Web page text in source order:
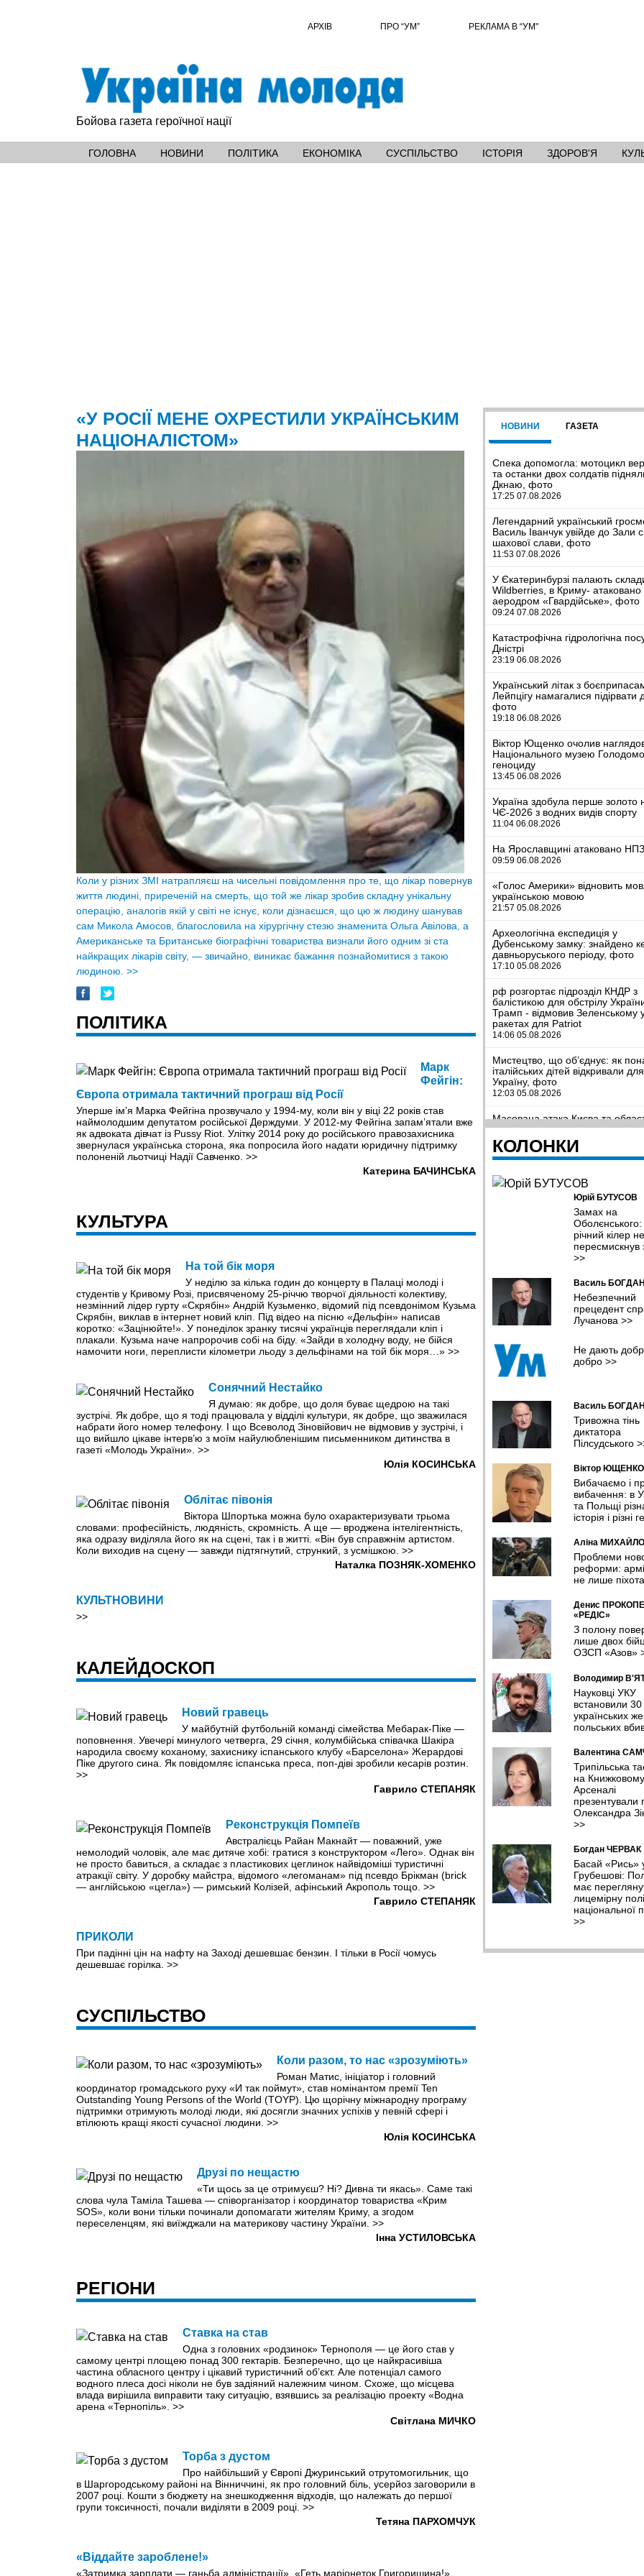
АРХІВ ПРО “УМ” РЕКЛАМА В “УМ"
Бойова газета героїчної нації
ГОЛОВНА НОВИНИ ПОЛІТИКА ЕКОНОМІКА СУСПІЛЬСТВО ІСТОРІЯ ЗДОРОВ'Я
«У РОСІЇ МЕНЕ ОХРЕСТИЛИ УКРАЇНСЬКИМ
НАЦІОНАЛІСТОМ»
Коли у різних ЗМІ натрапляєш на чисельні повідомлення про те, що лікар повернув
життя людині, приреченій на смерть, що той же лікар зробив складну унікальну
операцію, аналогів якій у світі не існує, коли дізнаєшся, що цю ж людину шанував
сам Микола Амосов, благословила на хірургічну стезю знаменита Ольга Авілова, а
Американське та Британське біографічні товариства визнали його одним зі ста
найкращих лікарів світу, — звичайно, виникає бажання познайомитися з такою
людиною. >>
ПОЛІТИКА
Марк
Фейгін:
Європа отримала тактичний програш від Росії
Уперше ім’я Марка Фейгіна прозвучало у 1994-му, коли він у віці 22 років став
наймолодшим депутатом російської Держдуми. У 2012-му Фейгіна запам’ятали вже
як адвоката дівчат із Pussy Riot. Улітку 2014 року до російського правозахисника
звернулася українська сторона, яка попросила його надати юридичну підтримку
полоненій льотчиці Надії Савченко. >>
Катерина БАЧИНСЬКА
КУЛЬТУРА
На той бік моря
У неділю за кілька годин до концерту в Палаці молоді і
студентів у Кривому Розі, присвяченому 25-річчю творчої діяльності колективу,
незмінний лідер гурту «Скрябін» Андрій Кузьменко, відомий під псевдонімом Кузьма
Скрябін, виклав в інтернет новий кліп. Під відео на пісню «Дельфін» написав
коротко: «Зацінюйте!». У понеділок зранку тисячі українців переглядали кліп і
плакали. Кузьма наче напророчив собі на біду. «Зайди в холодну воду, не бійся
намочити ноги, переплисти кілометри льоду з дельфінами на той бік моря…» >>
Сонячний Нестайко
Я думаю: як добре, що доля буває щедрою на такі
зустрічі. Як добре, що я тоді працювала у відділі культури, як добре, що зважилася
набрати його номер телефону. І що Всеволод Зіновійович не відмовив у зустрічі, і
що вийшло цікаве інтерв’ю з моїм найулюбленішим письменником дитинства в
газеті «Молодь України». >>
Юлія КОСИНСЬКА
Облітає півонія
Віктора Шпортька можна було охарактеризувати трьома
словами: професійність, людяність, скромність. А ще — вроджена інтелігентність,
яка одразу виділяла його як на сцені, так і в житті. «Він був справжнім артистом.
Коли виходив на сцену — завжди підтягнутий, стрункий, з усмішкою. >>
Наталка ПОЗНЯК-ХОМЕНКО
КУЛЬТНОВИНИ
>>
КАЛЕЙДОСКОП
Новий гравець
У майбутній футбольній команді сімейства Мебарак-Піке —
поповнення. Увечері минулого четверга, 29 січня, колумбійська співачка Шакіра
народила своєму коханому, захиснику іспанського клубу «Барселона» Жерардові
Піке другого сина. Як повідомляє іспанська преса, поп-діві зробили кесарів розтин.
>>
Гаврило СТЕПАНЯК
Реконструкція Помпеїв
Австралієць Райан Макнайт — поважний, уже
немолодий чоловік, але має дитяче хобі: гратися з конструктором «Лего». Однак він
не просто бавиться, а складає з пластикових цеглинок найвідоміші туристичні
атракції світу. У доробку майстра, відомого «легоманам» під псевдо Брікман (brick
— англійською «цегла») — римський Колізей, афінський Акрополь тощо. >>
Гаврило СТЕПАНЯК
ПРИКОЛИ
При падінні цін на нафту на Заході дешевшає бензин. І тільки в Росії чомусь
дешевшає горілка. >>
СУСПІЛЬСТВО
Коли разом, то нас «зрозуміють»
Роман Матис, ініціатор і головний
координатор громадського руху «И так поймут», став номінантом премії Ten
Outstanding Young Persons of the World (TOYP). Цю щорічну міжнародну програму
підтримки отримують молоді люди, які досягли значних успіхів у певній сфері і
втілюють кращі якості сучасної людини. >>
Юлія КОСИНСЬКА
Друзі по нещастю
«Ти щось за це отримуєш? Ні? Дивна ти якась». Саме такі
слова чула Таміла Ташева — спiворганізатор і координатор товариства «Крим
SOS», коли вони тільки починали допомагати жителям Криму, а згодом
переселенцям, які виїжджали на материкову частину України. >>
Інна УСТИЛОВСЬКА
РЕГІОНИ
Ставка на став
Одна з головних «родзинок» Тернополя — це його став у
самому центрі площею понад 300 гектарів. Безперечно, що це найкрасивіша
частина обласного центру і цікавий туристичний об’єкт. Але потенціал самого
водного плеса досі ніколи не був задіяний належним чином. Схоже, що місцева
влада вирішила виправити таку ситуацію, взявшись за реалізацію проекту «Водна
арена «Тернопіль». >>
Світлана МИЧКО
Торба з дустом
Про найбільший у Європі Джуринський отрутомогильник, що
в Шаргородському районі на Вінниччині, як про головний біль, усерйоз заговорили в
2007 році. Кошти з бюджету на знешкодження відходів, що належать до першої
групи токсичності, почали виділяти в 2009 році. >>
Тетяна ПАРХОМЧУК
«Віддайте зароблене!»
«Затримка зарплати — ганьба адміністрації», «Геть маріонеток Григоришина!»,
НОВИНИ ГАЗЕТА
Спека допомогла: мотоцикл
та останки двох солдатів
Дкнаю, фото
17:25 07.08.2026
Легендарний український
Василь Іванчук увійде до Зали
шахової слави, фото
11:53 07.08.2026
У Єкатеринбурзі палають
Wildberries, в Криму- атаковано
аеродром «Гвардійське», фото
09:24 07.08.2026
Катастрофічна гідрологічна
Дністрі
23:19 06.08.2026
Український літак з
Лейпцігу намагалися підірвати
фото
19:18 06.08.2026
Віктор Ющенко очолив
Національного музею
геноциду
13:45 06.08.2026
Україна здобула перше золото
ЧЄ-2026 з водних видів спорту
11:04 06.08.2026
На Ярославщині атаковано НПЗ
09:59 06.08.2026
«Голос Америки» відновить
українською мовою
21:57 05.08.2026
Археологічна експедиція у
Дубенському замку: знайдено
давньоруського періоду, фото
17:10 05.08.2026
рф розгортає підрозділ КНДР з
балістикою для обстрілу
Трамп - відмовив Зеленському
ракетах для Patriot
14:06 05.08.2026
Мистецтво, що об’єднує: як
італійських дітей відкривали
Україну, фото
12:03 05.08.2026
Масована атака Києва та
значні руйнування, десятки
поранених, фото
09:41 05.08.2026
Легкозаймисті проблеми. Чому
стрімко дорожчає та чи загрожує
Полонений, а не дезертир.
з Полтавщини знадобився ще
відновити справедливість
У Хмельницькому планують
систему відеоспостереження та
відеоаналітики з ШІ
08:04 05.08.2026
У Чернівцях представили
дослідження якості води у
прифронтових громадах
Шокуюча статистика: мільйони
українців покинули країну й
десятків країн потрапили в
Україні - омбудсмен
Китайський Маск. Копія
американського мільярдера
барбекю у невеликому
20:26 04.08.2026
У липні Сили оборони уразили
рекордну кількість російських
танкерів та трубопровідної
інфраструктури
КОЛОНКИ
Юрій БУТУСОВ
Замах на
річний кілер не
пересмискнув
>>
Василь БОГДАН
Небезпечний
прецедент
Лучанова >>
Не дають
добро>>
Василь БОГДАН
Тривожна тінь
диктатора
Пілсудського
Віктор ЮЩЕНКО
Вибачаємо і
вибачення: в
та Польщі
історія і різні
Аліна
Проблеми
реформи:
не лише піхота
Денис
«РЕДІС»
З полону
лише двох
ОЗСП «Азов»
Володимир
Науковці УКУ
встановили 30
українських
польських
Валентина
Трипільська
на Книжковому
Арсеналі
презентували
Олександра
>>
Богдан ЧЕРВАК
Басай «Рись»
Грубешові:
має
лицемірну
національної
>>